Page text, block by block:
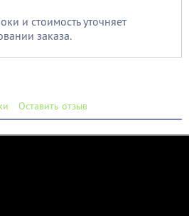
и стоимость уточняет
заказа.
Оставить отзыв